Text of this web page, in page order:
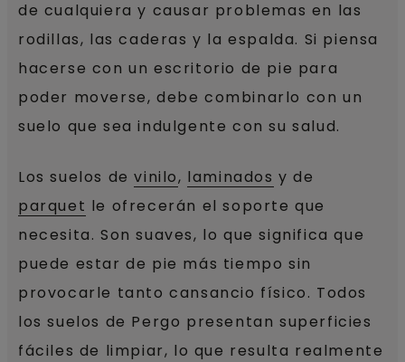
de cualquiera y causar problemas en las
rodillas, las caderas y la espalda. Si piensa
hacerse con un escritorio de pie para
poder moverse, debe combinarlo con un
suelo que sea indulgente con su salud.
Los suelos devinilo, laminados y de
parquet le ofrecerán el soporte que
necesita. Son suaves, lo que significa que
puede estar de pie más tiempo sin
provocarle tanto cansancio físico. Todos
los suelos de Pergo presentan superficies
fáciles de limpiar, lo que resulta realmente